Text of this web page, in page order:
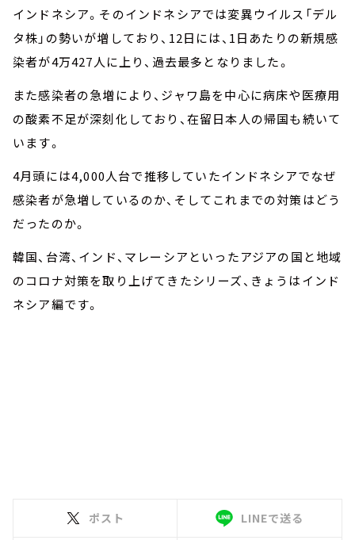
インドネシア。そのインドネシアでは変異ウイルス「デル
タ株」の勢いが増しており、12日には、1日あたりの新規感
染者が4万427人に上り、過去最多となりました。
また感染者の急増により、ジャワ島を中心に病床や医療用
の酸素不足が深刻化しており、在留日本人の帰国も続いて
います。
4月頭には4,000人台で推移していたインドネシアでなぜ
感染者が急増しているのか、そしてこれまでの対策はどう
だったのか。
韓国、台湾、インド、マレーシアといったアジアの国と地域
のコロナ対策を取り上げてきたシリーズ、きょうはインド
ネシア編です。
ポスト LINEで送る